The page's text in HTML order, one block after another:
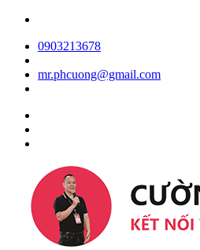
0903213678
mr.phcuong@gmail.com